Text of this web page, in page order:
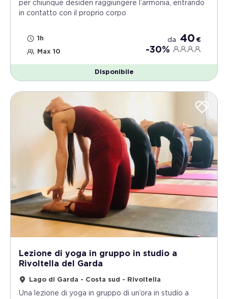
per chiunque desideri raggiungere l’armonia, entrando
in contatto con il proprio corpo
1h
Max 10
da 40 €
-30%
Disponibile
Lezione di yoga in gruppo in studio a
Rivoltella del Garda
Lago di Garda - Costa sud - Rivoltella
Una lezione di yoga in gruppo di un’ora in studio a